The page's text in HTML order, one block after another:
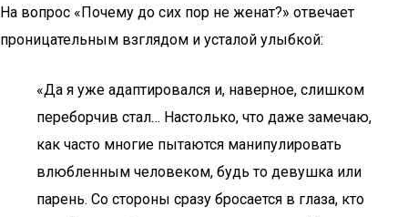
На вопрос «Почему до сих пор не женат?» отвечает
проницательным взглядом и усталой улыбкой:
«Да я уже адаптировался и, наверное, слишком
переборчив стал… Настолько, что даже замечаю,
как часто многие пытаются манипулировать
влюбленным человеком, будь то девушка или
парень. Со стороны сразу бросается в глаза, кто